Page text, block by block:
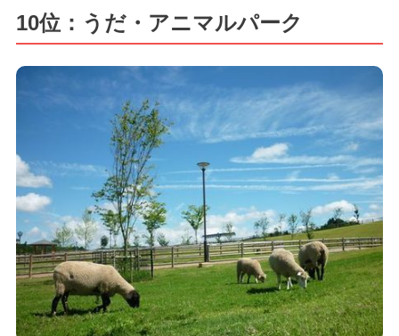
10位：うだ・アニマルパーク